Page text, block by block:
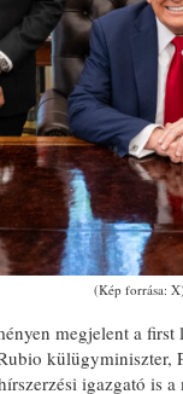
(Kép forrása: X)
megjelent a
külügyminiszter,
igazgató is